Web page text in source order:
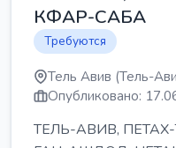
КФАР-САБА
Требуются
Тель Авив (Тель-
Опубликовано:
ТЕЛЬ-АВИВ,